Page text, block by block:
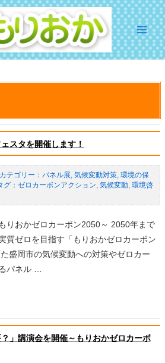
Main
Menu
スタを開催します！
パネル展, 気候変動対策, 環境の保
ゼロカーボンアクション, 気候変動, 環境啓
りおかゼロカーボン2050～ 2050年まで
質ゼロを目指す「もりおかゼロカーボン
盛岡市の気候変動への対策やゼロカー
パネル …
？」講演会を開催～もりおかゼロカーボ